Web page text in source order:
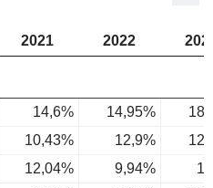
2021 2022
14,6% 14,95%
10,43% 12,9%
12,04% 9,94%